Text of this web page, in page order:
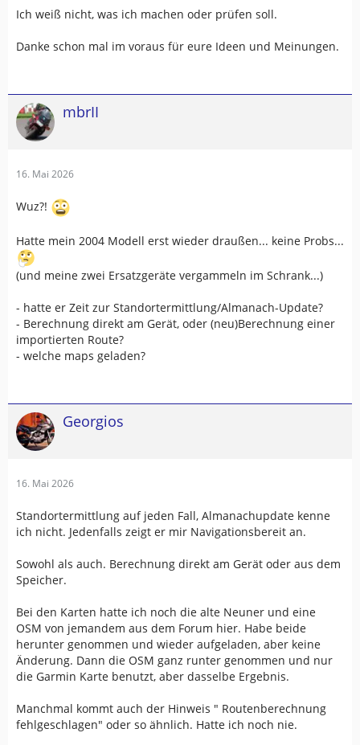
Ich weiß nicht, was ich machen oder prüfen soll.
Danke schon mal im voraus für eure Ideen und Meinungen.
mbrII
16. Mai 2026
Wuz?!
Hatte mein 2004 Modell erst wieder draußen... keine Probs...
(und meine zwei Ersatzgeräte vergammeln im Schrank...)
- hatte er Zeit zur Standortermittlung/Almanach-Update?
- Berechnung direkt am Gerät, oder (neu)Berechnung einer
importierten Route?
- welche maps geladen?
Georgios
16. Mai 2026
Standortermittlung auf jeden Fall, Almanachupdate kenne
ich nicht. Jedenfalls zeigt er mir Navigationsbereit an.
Sowohl als auch. Berechnung direkt am Gerät oder aus dem
Speicher.
Bei den Karten hatte ich noch die alte Neuner und eine
OSM von jemandem aus dem Forum hier. Habe beide
herunter genommen und wieder aufgeladen, aber keine
Änderung. Dann die OSM ganz runter genommen und nur
die Garmin Karte benutzt, aber dasselbe Ergebnis.
Manchmal kommt auch der Hinweis " Routenberechnung
fehlgeschlagen" oder so ähnlich. Hatte ich noch nie.